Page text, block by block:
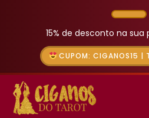
15% de desconto na
CUPOM: CIGANOS15 |